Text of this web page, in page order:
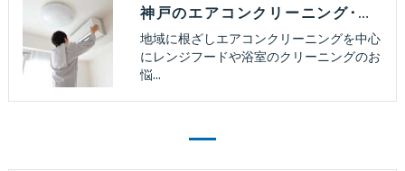
神戸のエアコンクリーニング･ペンギンハウスの評判
地域に根ざしエアコンクリーニングを中心
にレンジフードや浴室のクリーニングのお
悩…